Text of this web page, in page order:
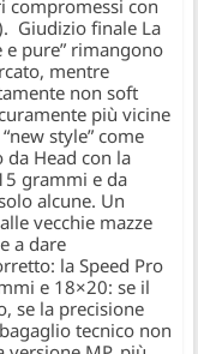
compromessi con
Giudizio finale La
e pure” rimangono
mentre
non soft
più vicine
style” come
Head con la
grammi e da
alcune. Un
vecchie mazze
a dare
la Speed Pro
e 18×20: se il
se la precisione
tecnico non